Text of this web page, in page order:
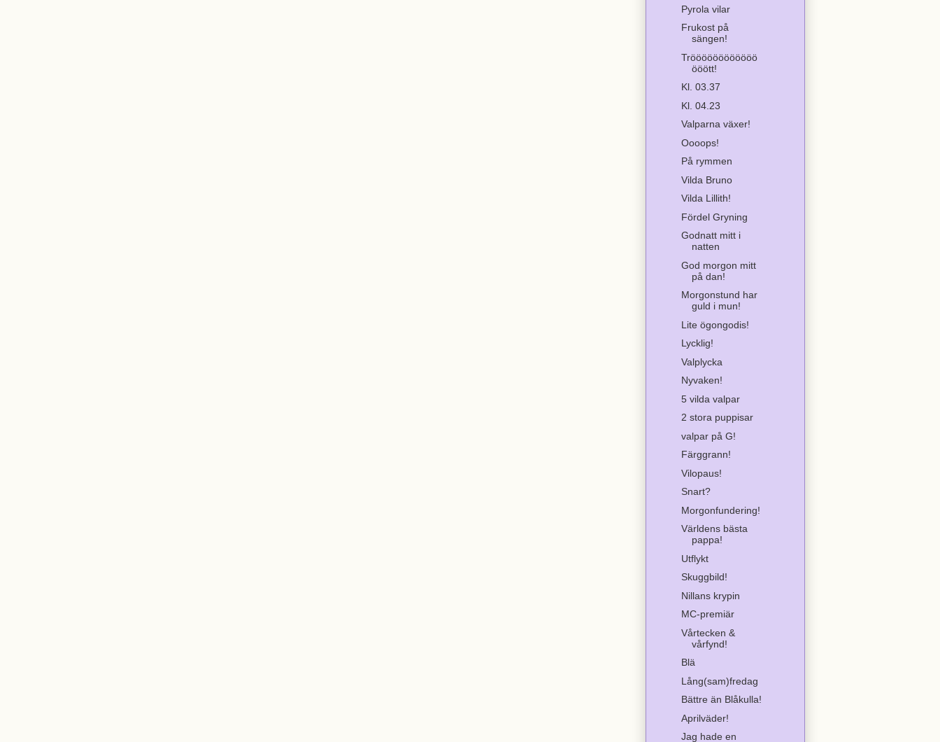
Pyrola vilar
Frukost på
sängen!
Tröööööööööööö
ööött!
Kl. 03.37
Kl. 04.23
Valparna växer!
Oooops!
På rymmen
Vilda Bruno
Vilda Lillith!
Fördel Gryning
Godnatt mitt i
natten
God morgon mitt
på dan!
Morgonstund har
guld i mun!
Lite ögongodis!
Lycklig!
Valplycka
Nyvaken!
5 vilda valpar
2 stora puppisar
valpar på G!
Färggrann!
Vilopaus!
Snart?
Morgonfundering!
Världens bästa
pappa!
Utflykt
Skuggbild!
Nillans krypin
MC-premiär
Vårtecken &
vårfynd!
Blä
Lång(sam)fredag
Bättre än Blåkulla!
Aprilväder!
Jag hade en